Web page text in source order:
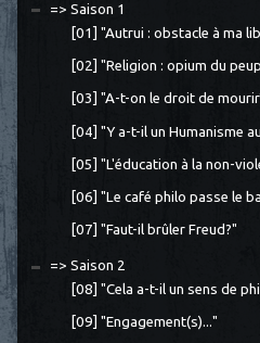
=> Saison 1
[01] "Autrui : obstacle à ma
[02] "Religion : opium du
[03] "A-t-on le droit de
[04] "Y a-t-il un Humanisme
[05] "L'éducation à la non-
[06] "Le café philo passe le
[07] "Faut-il brûler Freud?"
=> Saison 2
[08] "Cela a-t-il un sens de
[09] "Engagement(s)..."